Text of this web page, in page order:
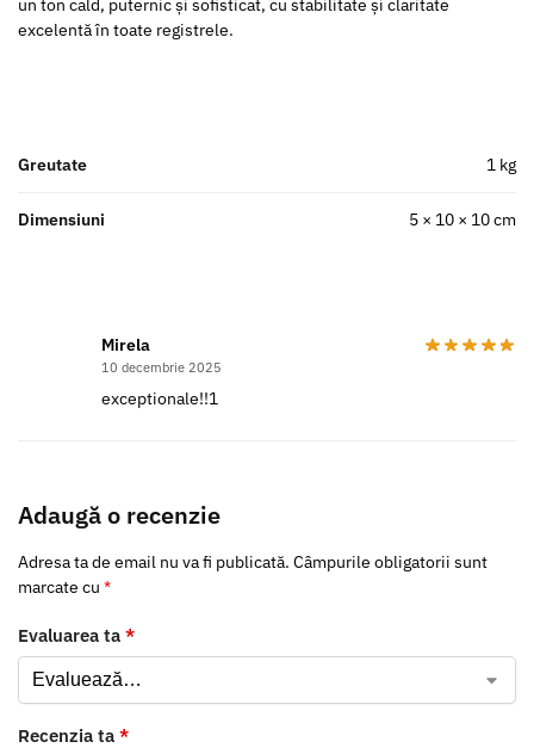
un ton cald, puternic și sofisticat, cu stabilitate și claritate
excelentă în toate registrele.
Greutate 1 kg
Dimensiuni 5 × 10 × 10 cm
Mirela
10 decembrie 2025
exceptionale!!1
Adaugă o recenzie
Adresa ta de email nu va fi publicată. Câmpurile obligatorii sunt
marcate cu *
Evaluarea ta *
Recenzia ta *